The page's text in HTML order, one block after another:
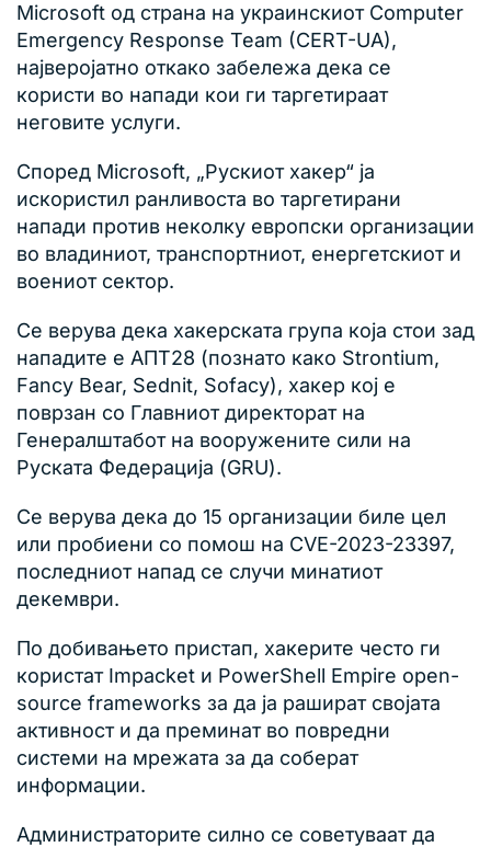
Microsoft од страна на украинскиот Computer
Emergency Response Team (CERT-UA),
најверојатно откако забележа дека се
користи во напади кои ги таргетираат
неговите услуги.
Според Microsoft, „Рускиот хакер“ ја
искористил ранливоста во таргетирани
напади против неколку европски организации
во владиниот, транспортниот, енергетскиот и
воениот сектор.
Се верува дека хакерската група која стои зад
нападите е АПТ28 (познато како Strontium,
Fancy Bear, Sednit, Sofacy), хакер кој е
поврзан со Главниот директорат на
Генералштабот на вооружените сили на
Руската Федерација (GRU).
Се верува дека до 15 организации биле цел
или пробиени со помош на CVE-2023-23397,
последниот напад се случи минатиот
декември.
По добивањето пристап, хакерите често ги
користат Impacket и PowerShell Empire open-
source frameworks за да ја рашират својата
активност и да преминат во повредни
системи на мрежата за да соберат
информации.
Администраторите силно се советуваат да